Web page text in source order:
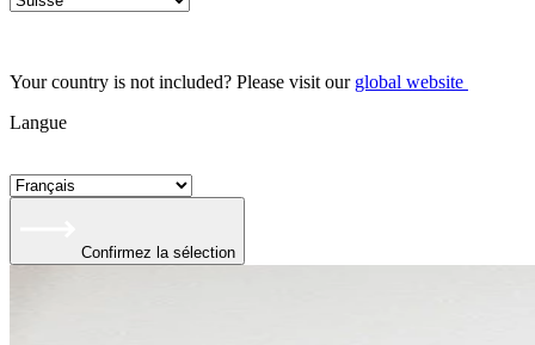
Your country is not included? Please visit our global website
Langue
Confirmez la sélection